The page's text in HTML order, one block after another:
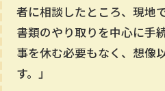
者に相談したところ、現地
書類のやり取りを中心に手
事を休む必要もなく、想像
す。」